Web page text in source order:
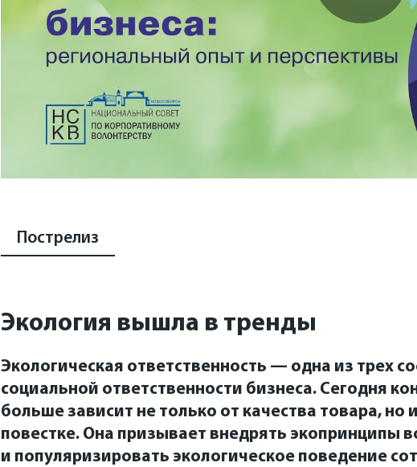
Пострелиз
Экология вышла в тренды
Экологическая ответственность — одна из трех
социальной ответственности бизнеса. Сегодня
больше зависит не только от качества товара, но
повестке. Она призывает внедрять экопринципы
и популяризировать экологическое поведение